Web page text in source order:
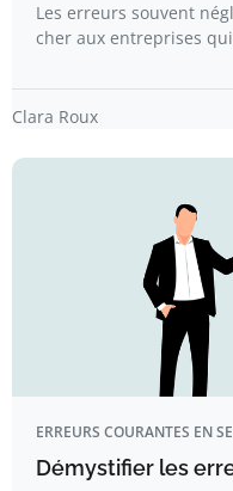
Les erreurs souvent
cher aux entreprises
Clara Roux
ERREURS COURANTES EN
Démystifier les